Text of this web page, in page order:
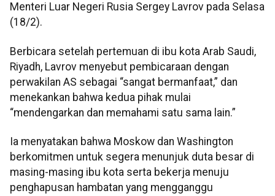
Menteri Luar Negeri Rusia Sergey Lavrov pada Selasa
(18/2).
Berbicara setelah pertemuan di ibu kota Arab Saudi,
Riyadh, Lavrov menyebut pembicaraan dengan
perwakilan AS sebagai “sangat bermanfaat,” dan
menekankan bahwa kedua pihak mulai
“mendengarkan dan memahami satu sama lain.”
Ia menyatakan bahwa Moskow dan Washington
berkomitmen untuk segera menunjuk duta besar di
masing-masing ibu kota serta bekerja menuju
penghapusan hambatan yang mengganggu